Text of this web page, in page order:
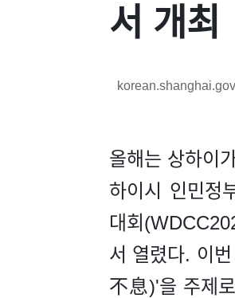
서 개최
올해는 상하이
하이시 인민정
대회
서 열렸다. 이
不息)'을 주제